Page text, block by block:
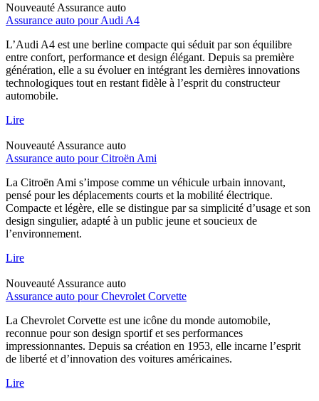
Nouveauté Assurance auto
Assurance auto pour Audi A4
L’Audi A4 est une berline compacte qui séduit par son équilibre
entre confort, performance et design élégant. Depuis sa première
génération, elle a su évoluer en intégrant les dernières innovations
technologiques tout en restant fidèle à l’esprit du constructeur
automobile.
Lire
Nouveauté Assurance auto
Assurance auto pour Citroën Ami
La Citroën Ami s’impose comme un véhicule urbain innovant,
pensé pour les déplacements courts et la mobilité électrique.
Compacte et légère, elle se distingue par sa simplicité d’usage et son
design singulier, adapté à un public jeune et soucieux de
l’environnement.
Lire
Nouveauté Assurance auto
Assurance auto pour Chevrolet Corvette
La Chevrolet Corvette est une icône du monde automobile,
reconnue pour son design sportif et ses performances
impressionnantes. Depuis sa création en 1953, elle incarne l’esprit
de liberté et d’innovation des voitures américaines.
Lire